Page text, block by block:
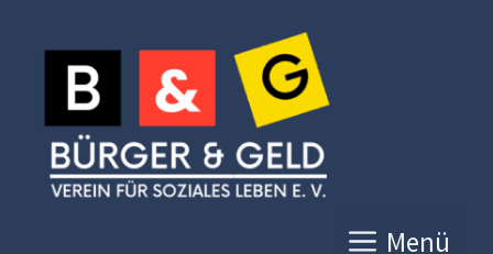
Inhalt
springen
Menü